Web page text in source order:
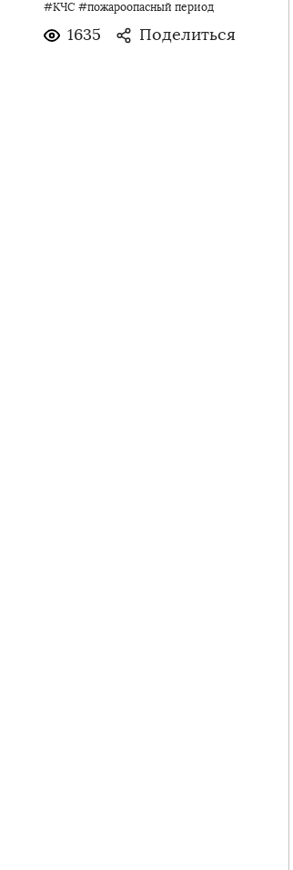
#КЧС #пожароопасный период
1635 Поделиться